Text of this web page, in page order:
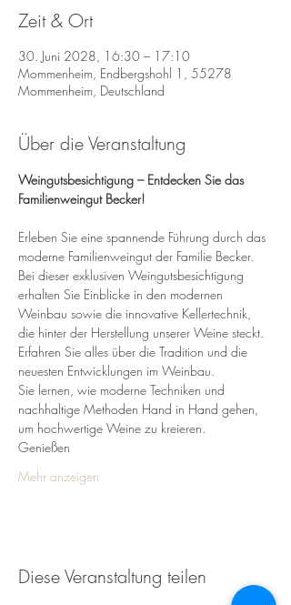
Zeit & Ort
30. Juni 2028, 16:30 – 17:10
Mommenheim, Endbergshohl 1, 55278
Mommenheim, Deutschland
Über die Veranstaltung
Weingutsbesichtigung – Entdecken Sie das
Familienweingut Becker!
Erleben Sie eine spannende Führung durch das
moderne Familienweingut der Familie Becker.
Bei dieser exklusiven Weingutsbesichtigung
erhalten Sie Einblicke in den modernen
Weinbau sowie die innovative Kellertechnik,
die hinter der Herstellung unserer Weine steckt.
Erfahren Sie alles über die Tradition und die
neuesten Entwicklungen im Weinbau.
Sie lernen, wie moderne Techniken und
nachhaltige Methoden Hand in Hand gehen,
um hochwertige Weine zu kreieren.
Genießen
Mehr anzeigen
Diese Veranstaltung teilen